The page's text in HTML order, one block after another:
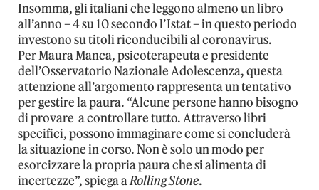
Insomma, gli italiani che leggono almeno un libro
all’anno – 4 su 10 secondo l’Istat – in questo periodo
investono su titoli riconducibili al coronavirus.
Per Maura Manca, psicoterapeuta e presidente
dell’Osservatorio Nazionale Adolescenza, questa
attenzione all’argomento rappresenta un tentativo
per gestire la paura. “Alcune persone hanno bisogno
di provare a controllare tutto. Attraverso libri
specifici, possono immaginare come si concluderà
la situazione in corso. Non è solo un modo per
esorcizzare la propria paura che si alimenta di
incertezze”, spiega aRolling Stone.